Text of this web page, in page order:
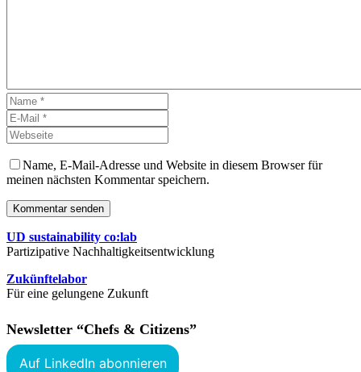
Name, E-Mail-Adresse und Website in diesem Browser für
meinen nächsten Kommentar speichern.
Kommentar senden
UD sustainability co:lab
Partizipative Nachhaltigkeitsentwicklung
Zukünftelabor
Für eine gelungene Zukunft
Newsletter “Chefs & Citizens”
Auf LinkedIn abonnieren